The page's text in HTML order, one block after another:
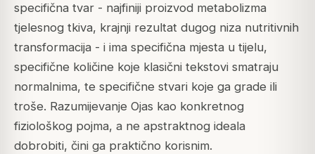
specifična tvar - najfiniji proizvod metabolizma
tjelesnog tkiva, krajnji rezultat dugog niza nutritivnih
transformacija - i ima specifična mjesta u tijelu,
specifične količine koje klasični tekstovi smatraju
normalnima, te specifične stvari koje ga grade ili
troše. Razumijevanje Ojas kao konkretnog
fiziološkog pojma, a ne apstraktnog ideala
dobrobiti, čini ga praktično korisnim.